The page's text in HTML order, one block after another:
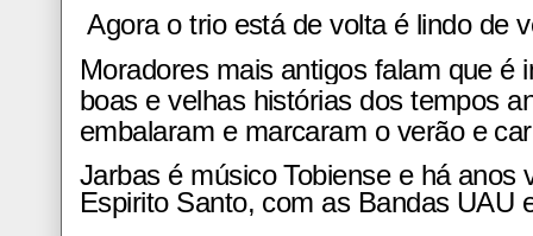
Agora o trio está de volta é lindo de
Moradores mais antigos falam que é
boas e velhas histórias dos tempos
embalaram e marcaram o verão e
Jarbas é músico Tobiense e há anos
Espirito Santo, com as Bandas UAU